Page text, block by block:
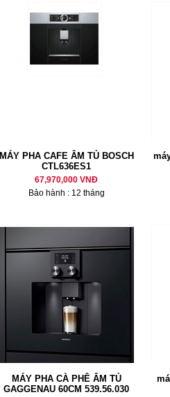
MÁY PHA CAFE ÂM TỦ BOSCH
CTL636ES1
67,970,000 VNĐ
Bảo hành : 12 tháng
MÁY PHA CÀ PHÊ ÂM TỦ
GAGGENAU 60CM 539.56.030